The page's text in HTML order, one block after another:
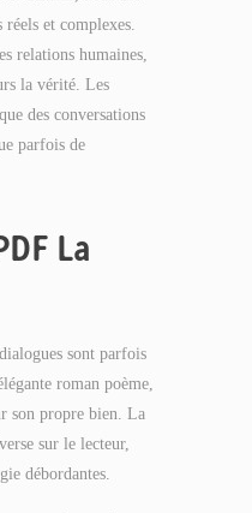
réels et complexes.
relations humaines,
la vérité. Les
des conversations
parfois de
La
sont parfois
roman poème,
son propre bien. La
sur le lecteur,
débordantes.